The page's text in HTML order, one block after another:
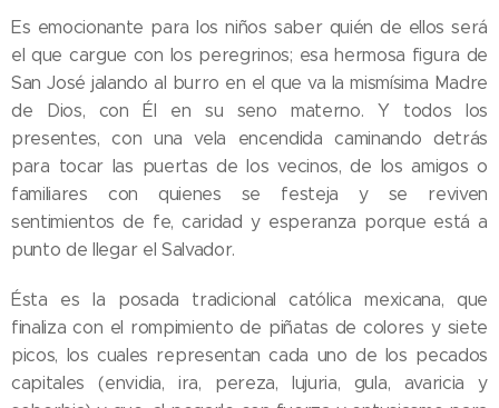
Es emocionante para los niños saber quién de ellos será
el que cargue con los peregrinos; esa hermosa figura de
San José jalando al burro en el que va la mismísima Madre
de Dios, con Él en su seno materno. Y todos los
presentes, con una vela encendida caminando detrás
para tocar las puertas de los vecinos, de los amigos o
familiares con quienes se festeja y se reviven
sentimientos de fe, caridad y esperanza porque está a
punto de llegar el Salvador.
Ésta es la posada tradicional católica mexicana, que
finaliza con el rompimiento de piñatas de colores y siete
picos, los cuales representan cada uno de los pecados
capitales (envidia, ira, pereza, lujuria, gula, avaricia y